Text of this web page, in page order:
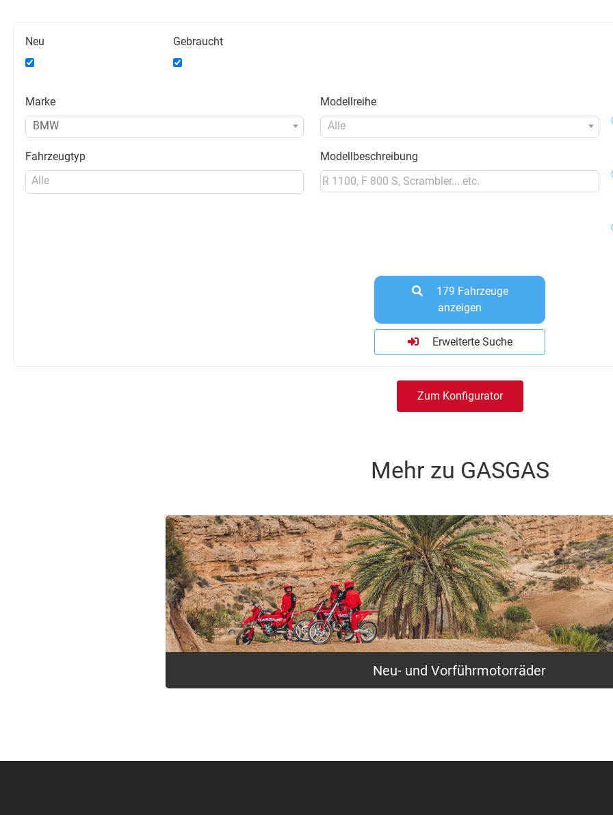
Neu Gebraucht
Marke
BMW
Fahrzeugtyp
Alle
Modellreihe
Alle
Modellbeschreibung
179 Fahrzeuge
anzeigen
Erweiterte Suche
Zum Konfigurator
Mehr zu GASGAS
Neu- und Vorführmotorräder